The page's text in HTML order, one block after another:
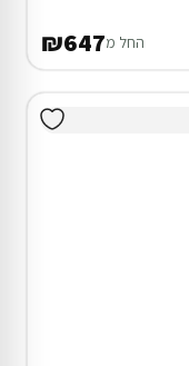
החל מ₪647